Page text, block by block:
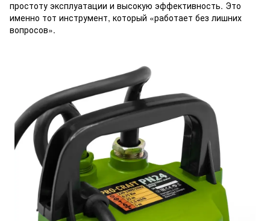
простоту эксплуатации и высокую эффективность. Это
именно тот инструмент, который «работает без лишних
вопросов».